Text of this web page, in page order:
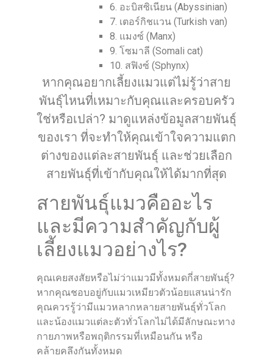
6. อะบิสซิเนียน (Abyssinian)
7. เตอร์กิชแวน (Turkish van)
8. แมงซ์ (Manx)
9. โซมาลี (Somali cat)
10. สฟิงซ์ (Sphynx)
หากคุณอยากเลี้ยงแมวแต่ไม่รู้ว่าสาย
พันธุ์ไหนที่เหมาะกับคุณและครอบครัว
ใช่หรือเปล่า? มาดูแหล่งข้อมูลสายพันธุ์
ของเรา ที่จะทำให้คุณเข้าใจความแตก
ต่างของแต่ละสายพันธุ์ และช่วยเลือก
สายพันธุ์ที่เข้ากับคุณให้ได้มากที่สุด
สายพันธุ์แมวคืออะไร
และมีความสำคัญกับผู้
เลี้ยงแมวอย่างไร?
คุณเคยสงสัยหรือไม่ว่าแมวมีทั้งหมดกี่สายพันธุ์?
หากคุณชอบอยู่กับแมวเหมียวตัวน้อยแสนน่ารัก
คุณควรรู้ว่ามีแมวหลากหลายสายพันธุ์ทั่วโลก
และน้องแมวแต่ละตัวทั่วโลกไม่ได้มีลักษณะทาง
กายภาพหรือพฤติกรรมที่เหมือนกัน หรือ
คล้ายคลึงกันทั้งหมด